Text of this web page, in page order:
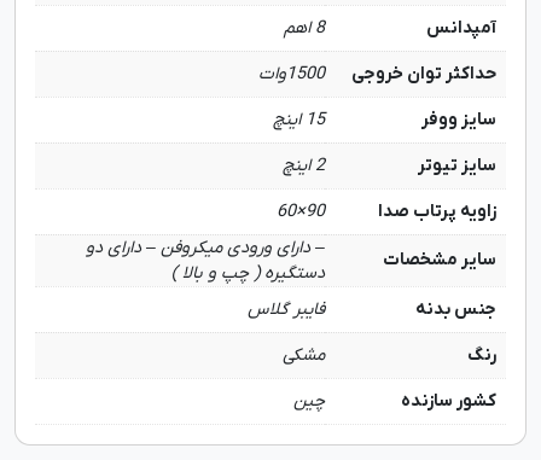
آمپدانس
8 اهم
حداکثر توان خروجی
1500وات
سایز ووفر
15 اینچ
سایز تیوتر
2 اینچ
زاویه پرتاب صدا
90×60
سایر مشخصات
– دارای ورودی میکروفن – دارای دو
دستگیره ( چپ و بالا )
جنس بدنه
فایبر گلاس
رنگ
مشکی
کشور سازنده
چین